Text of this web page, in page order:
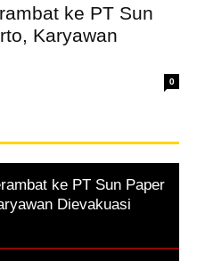
ke PT Sun
Karyawan
0
ke PT Sun Paper
Dievakuasi